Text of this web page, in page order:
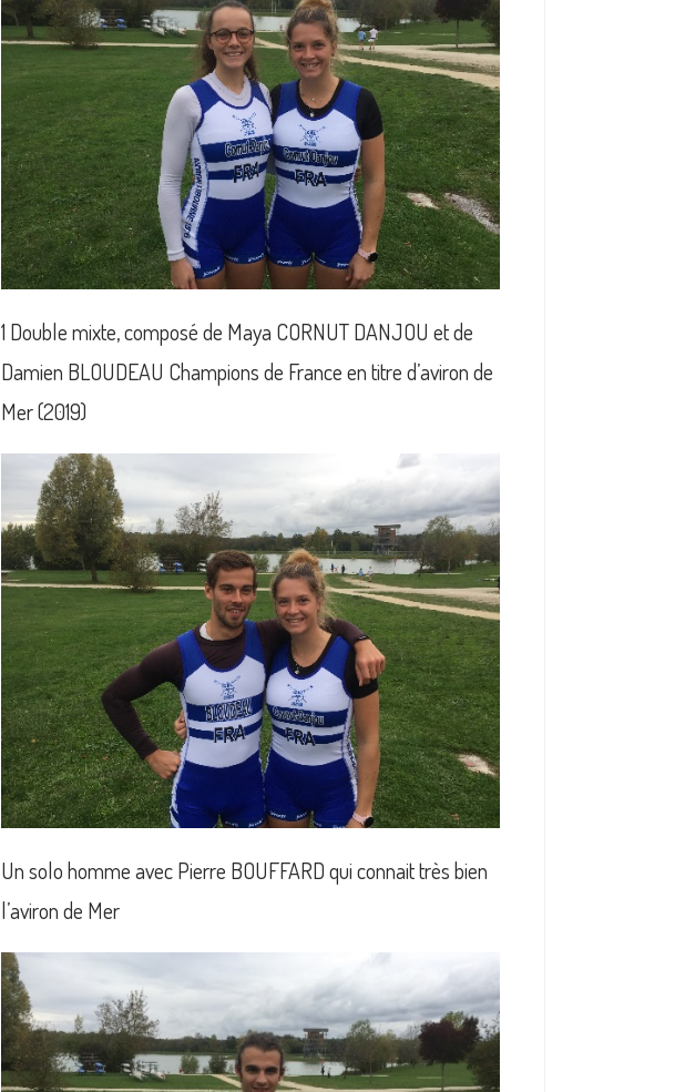
1 Double mixte, composé de Maya CORNUT DANJOU et de
Damien BLOUDEAU Champions de France en titre d’aviron de
Mer (2019)
Un solo homme avec Pierre BOUFFARD qui connait très bien
l’aviron de Mer